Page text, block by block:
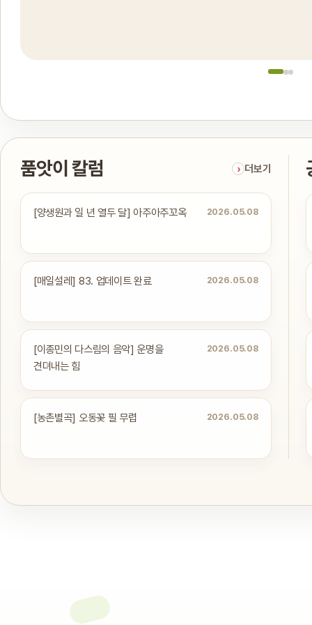
품앗이 칼럼 더보기
[양생원과 일 년 열두 달] 아주아주꼬옥 2026.05.08
[매일설레] 83. 업데이트 완료 2026.05.08
[이종민의 다스림의 음악] 운명을
견뎌내는 힘
2026.05.08
[농촌별곡] 오동꽃 필 무렵 2026.05.08